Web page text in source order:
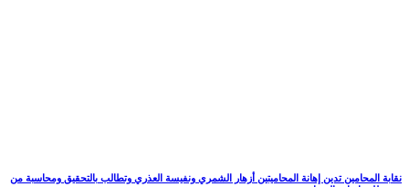
نقابة المحامين تدين إهانة المحاميتين أزهار الشمري ونفيسة العذري وتطالب بالتحقيق ومحاسبة من